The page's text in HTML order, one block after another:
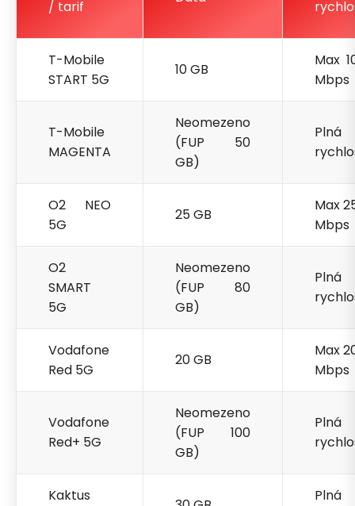
/ tarif
T-Mobile
START 5G
10 GB
Max
Mbps
T-Mobile
MAGENTA
Neomezeno
(FUP 50
GB)
Plná
O2 NEO
5G
25 GB
Max
Mbps
O2
SMART
5G
Neomezeno
(FUP 80
GB)
Plná
Vodafone
Red 5G
20 GB
Max
Mbps
Vodafone
Red+ 5G
Neomezeno
(FUP 100
GB)
Plná
Kaktus
Plná